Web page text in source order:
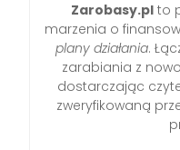
Zarobasy.pl to
marzenia o
plany działania.
zarabiania z
dostarczając
zweryfikowaną